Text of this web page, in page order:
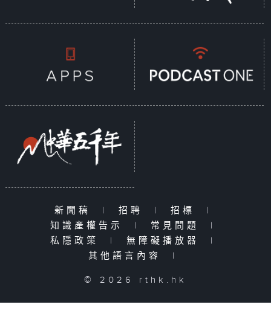
新聞稿 | 招聘 | 招標
|
知識產權告示
| 常見問題
|
私隱政策
| 無障礙播放器
|
其他語言內容
|
© 2026 rthk.hk